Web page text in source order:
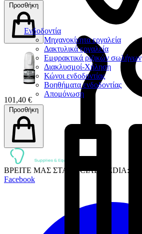
Ενδοδοντία
Μηχανοκίνητα εργαλεία
Δακτυλικά εργαλεία
Εμφρακτικά ριζικών σωλήνων
Διακλυσμοί-Χήληση
Κώνοι ενδοδοντίας
Βοηθήματα ενδοδοντίας
Απομόνωση
Προσθήκη
101,40 €
Προσθήκη
ΒΡΕΙΤΕ ΜΑΣ ΣΤΑ SOCIAL MEDIA:
Facebook